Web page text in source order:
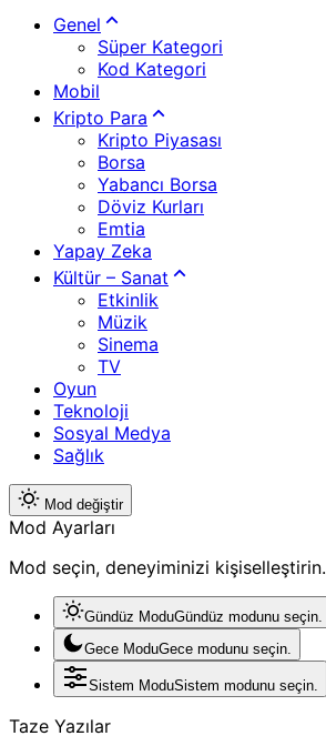
Genel
Süper Kategori
Kod Kategori
Mobil
Kripto Para
Kripto Piyasası
Borsa
Yabancı Borsa
Döviz Kurları
Emtia
Yapay Zeka
Kültür – Sanat
Etkinlik
Müzik
Sinema
TV
Oyun
Teknoloji
Sosyal Medya
Sağlık
Mod değiştir
Mod Ayarları
Mod seçin, deneyiminizi kişiselleştirin.
Gündüz ModuGündüz modunu seçin.
Gece ModuGece modunu seçin.
Sistem ModuSistem modunu seçin.
Taze Yazılar